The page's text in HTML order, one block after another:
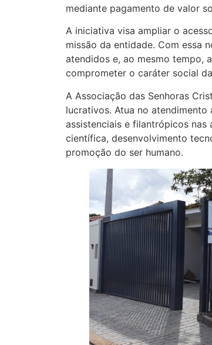
mediante pagamento de valor
A iniciativa visa ampliar o
missão da entidade. Com essa
atendidos e, ao mesmo tempo,
comprometer o caráter social
A Associação das Senhoras
lucrativos. Atua no
assistenciais e filantrópicos nas
científica, desenvolvimento
promoção do ser humano.